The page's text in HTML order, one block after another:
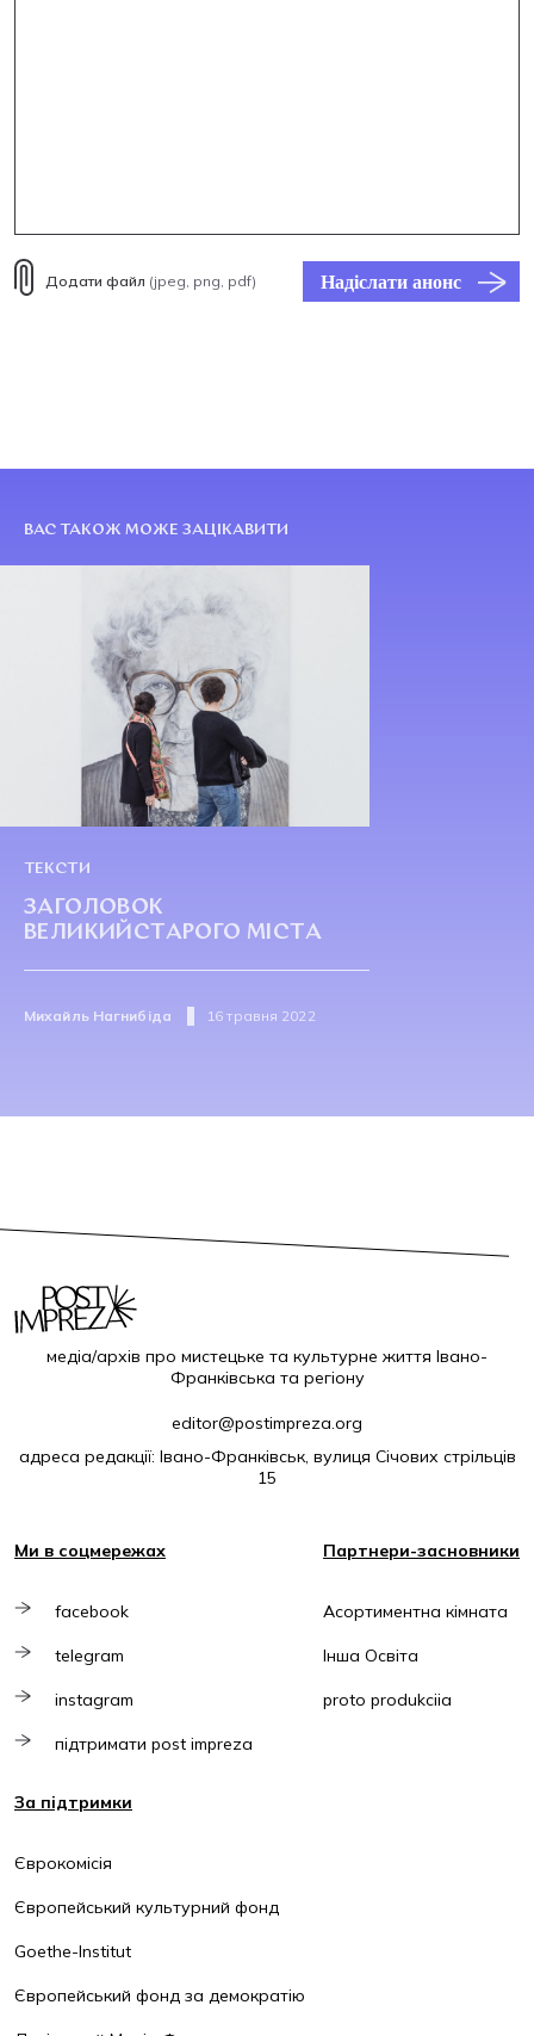
Додати файл (jpeg, png, pdf) Надіслати анонс
ВАС ТАКОЖ МОЖЕ ЗАЦІКАВИТИ
ТЕКСТИ
ЗАГОЛОВОК
ВЕЛИКИЙСТАРОГО МІСТА
Михайль Нагнибіда 16 травня 2022
медіа/архів про мистецьке та культурне життя Івано-
Франківська та регіону
editor@postimpreza.org
адреса редакції: Івано-Франківськ, вулиця Січових стрільців
15
Ми в соцмережах
facebook
telegram
instagram
підтримати post impreza
Партнери-засновники
Асортиментна кімната
Інша Освіта
proto produkciia
За підтримки
Єврокомісія
Європейський культурний фонд
Goethe-Institut
Європейський фонд за демократію